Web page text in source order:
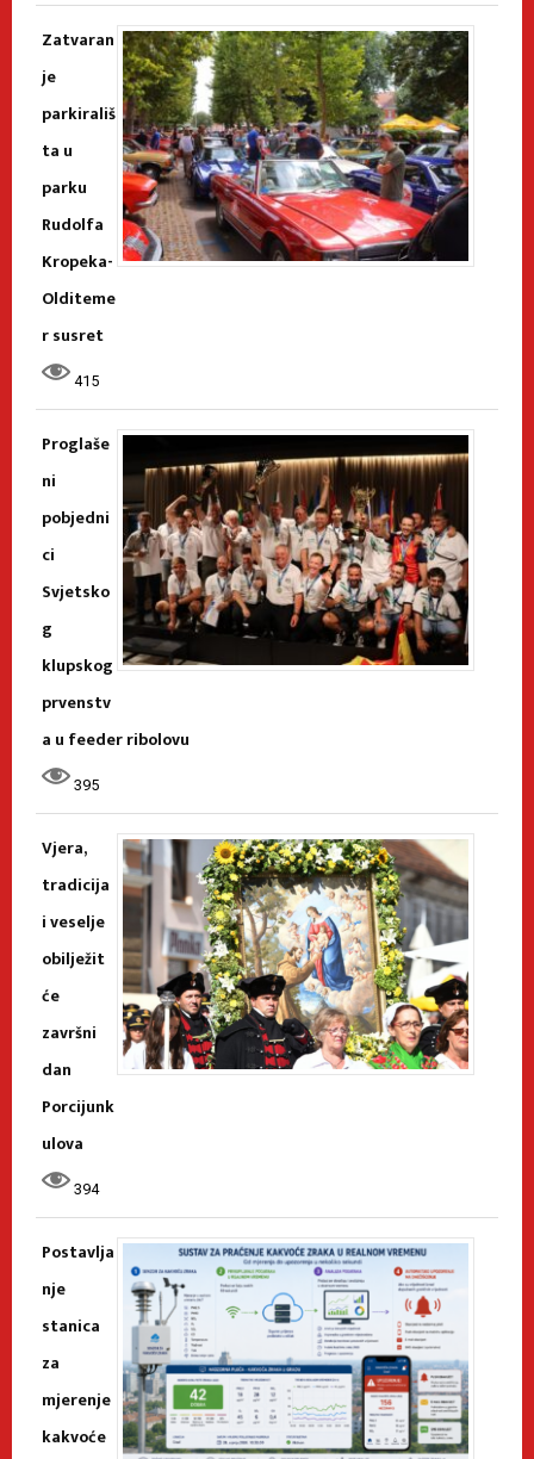
Zatvaran
je
parkirališ
ta u
parku
Rudolfa
Kropeka-
Olditeme
r susret
415
Proglaše
ni
pobjedni
ci
Svjetsko
g
klupskog
prvenstv
a u feeder ribolovu
395
Vjera,
tradicija
i veselje
obilježit
će
završni
dan
Porcijunk
ulova
394
Postavlja
nje
stanica
za
mjerenje
kakvoće